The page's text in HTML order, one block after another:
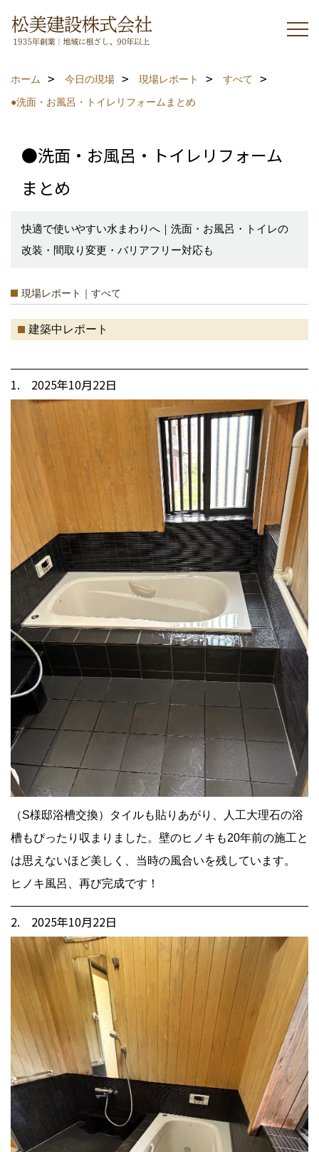
ホーム 今日の現場 現場レポート
すべて
●洗面・お風呂・トイレリフォームまとめ
●洗面・お風呂・トイレリフォーム
まとめ
快適で使いやすい水まわりへ｜洗面・お風呂・トイレの
改装・間取り変更・バリアフリー対応も
現場レポート｜すべて
建築中レポート
1. 2025年10月22日
（S様邸浴槽交換）タイルも貼りあがり、人工大理石の浴
槽もぴったり収まりました。壁のヒノキも20年前の施工と
は思えないほど美しく、当時の風合いを残しています。
ヒノキ風呂、再び完成です！
2. 2025年10月22日